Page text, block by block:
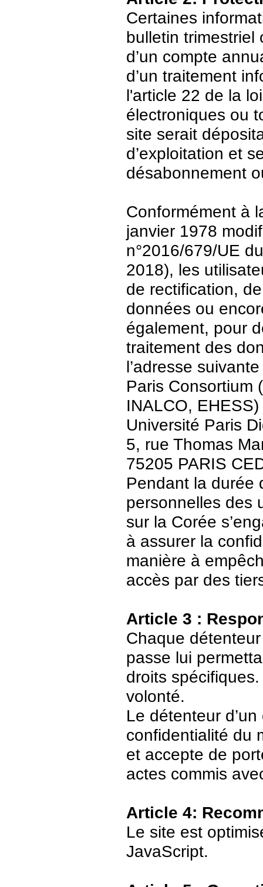
Certaines
bulletin trimestriel
d’un compte
d’un traitement
l'article 22 de la
électroniques ou
site serait
d’exploitation et
désabonnement
Conformément à
janvier 1978
n°2016/679/UE
2018), les
de rectification,
données ou
également, pour
traitement des
l’adresse
Paris Consortium
INALCO, EHESS)
Université Paris
5, rue Thomas
75205 PARIS
Pendant la durée
personnelles des
sur la Corée
à assurer la
manière à
accès par des
Article 3 :
Chaque
passe lui
droits
volonté.
Le détenteur
confidentialité du
et accepte de
actes commis
Article 4:
Le site est
JavaScript.